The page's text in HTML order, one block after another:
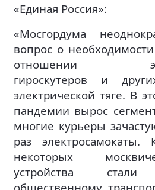
«Единая Россия»:
«Мосгордума
вопрос о
отношении
гироскутеров и
электрической тяге. В
пандемии вырос
многие курьеры
раз
некоторых
устройства стали